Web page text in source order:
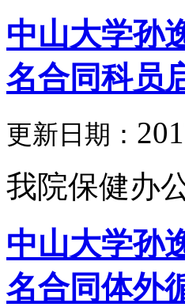
中山大学孙
名合同科员
更新日期：
我院保健办
中山大学孙
名合同体外